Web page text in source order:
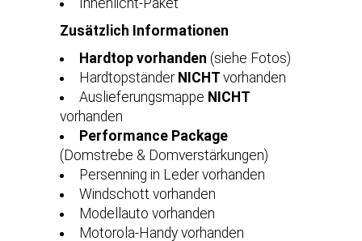
Innenlicht-Paket
Zusätzlich Informationen
Hardtop vorhanden (siehe Fotos)
Hardtopständer NICHT vorhanden
Auslieferungsmappe NICHT
vorhanden
Performance Package
(Domstrebe & Domverstärkungen)
Persenning in Leder vorhanden
Windschott vorhanden
Modellauto vorhanden
Motorola-Handy vorhanden